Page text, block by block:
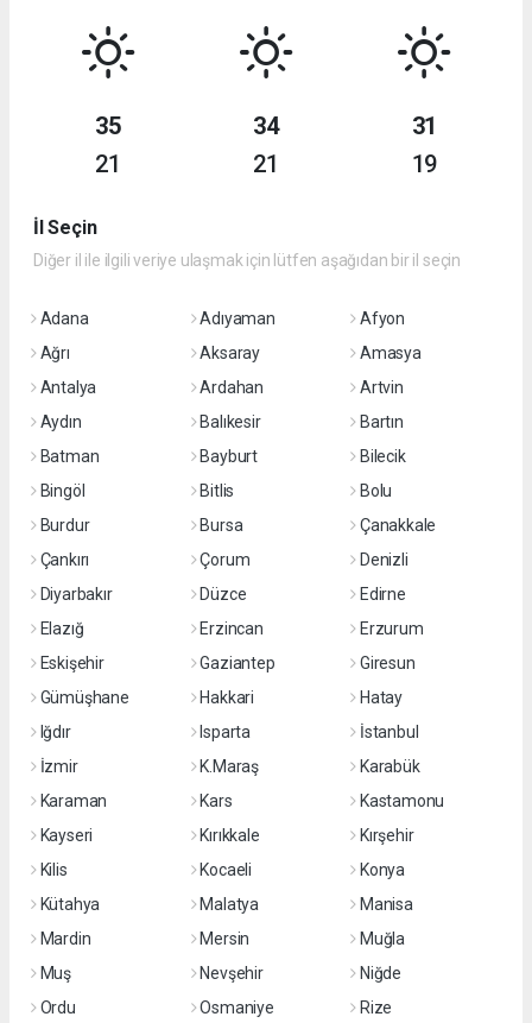
35
21
34
21
31
19
İl Seçin
Diğer il ile ilgili veriye ulaşmak için lütfen aşağıdan bir il seçin
Adana Adıyaman
Afyon
Ağrı
Aksaray
Amasya
Antalya
Ardahan
Artvin
Aydın
Balıkesir
Bartın
Batman
Bayburt
Bilecik
Bingöl
Bitlis
Bolu
Burdur
Bursa
Çanakkale
Çankırı
Çorum
Denizli
Diyarbakır
Düzce
Edirne
Elazığ
Erzincan
Erzurum
Eskişehir
Gaziantep
Giresun
Gümüşhane
Hakkari
Hatay
Iğdır
Isparta
İstanbul
İzmir
K.Maraş
Karabük
Karaman
Kars
Kastamonu
Kayseri
Kırıkkale
Kırşehir
Kilis
Kocaeli
Konya
Kütahya
Malatya
Manisa
Mardin
Mersin
Muğla
Muş
Nevşehir
Niğde
Ordu
Osmaniye Rize